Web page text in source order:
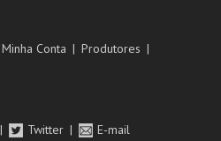
Minha Conta
Produtores
Twitter E-mail